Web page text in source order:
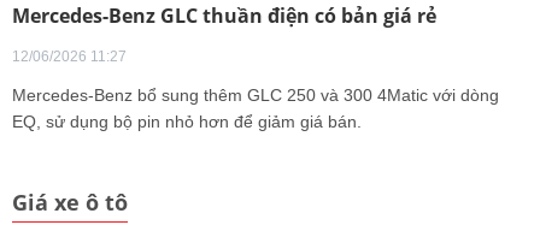
Mercedes-Benz GLC thuần điện có bản giá rẻ
12/06/2026 11:27
Mercedes-Benz bổ sung thêm GLC 250 và 300 4Matic với dòng
EQ, sử dụng bộ pin nhỏ hơn để giảm giá bán.
Giá xe ô tô